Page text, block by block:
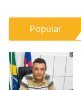
Popular